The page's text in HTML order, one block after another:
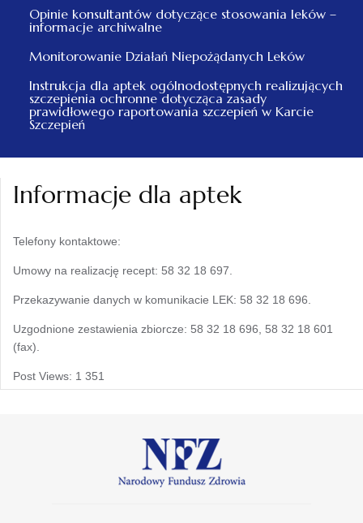
Opinie konsultantów dotyczące stosowania leków –
informacje archiwalne
Monitorowanie Działań Niepożądanych Leków
Instrukcja dla aptek ogólnodostępnych realizujących
szczepienia ochronne dotycząca zasady
prawidłowego raportowania szczepień w Karcie
Szczepień
Informacje dla aptek
Telefony kontaktowe:
Umowy na realizację recept: 58 32 18 697.
Przekazywanie danych w komunikacie LEK: 58 32 18 696.
Uzgodnione zestawienia zbiorcze: 58 32 18 696, 58 32 18 601
(fax).
Post Views: 1 351